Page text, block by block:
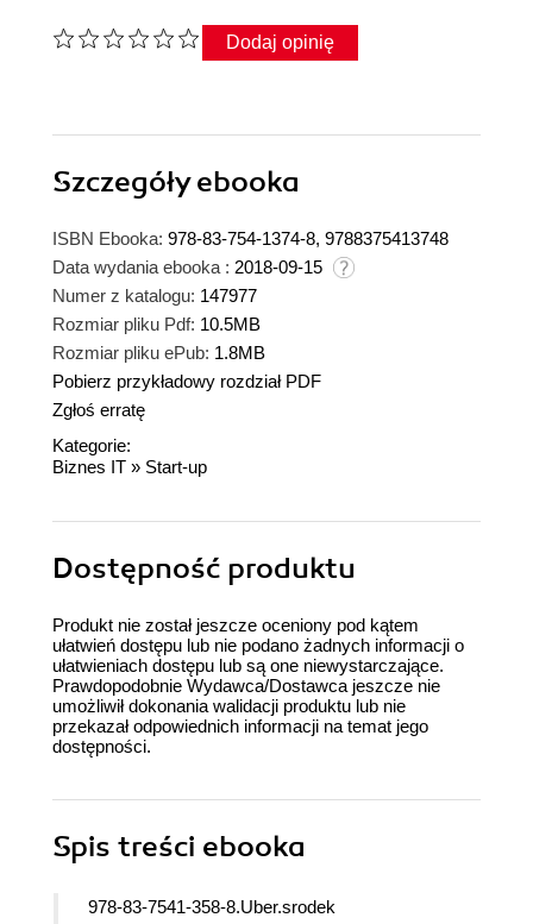
Dodaj opinię
Szczegółyebooka
ISBN Ebooka: 978-83-754-1374-8, 9788375413748
Data wydania ebooka : 2018-09-15
Numer z katalogu: 147977
Rozmiar pliku Pdf: 10.5MB
Rozmiar pliku ePub: 1.8MB
Pobierz przykładowy rozdział PDF
Zgłoś erratę
Kategorie:
Biznes IT » Start-up
Dostępność produktu
Produkt nie został jeszcze oceniony pod kątem
ułatwień dostępu lub nie podano żadnych informacji o
ułatwieniach dostępu lub są one niewystarczające.
Prawdopodobnie Wydawca/Dostawca jeszcze nie
umożliwił dokonania walidacji produktu lub nie
przekazał odpowiednich informacji na temat jego
dostępności.
Spis treści ebooka
978-83-7541-358-8.Uber.srodek